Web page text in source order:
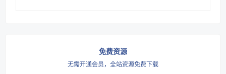
免费资源
无需开通会员，全站资源免费下载